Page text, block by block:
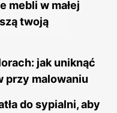
mebli w małej
twoją
jak uniknąć
przy malowaniu
do sypialni, aby